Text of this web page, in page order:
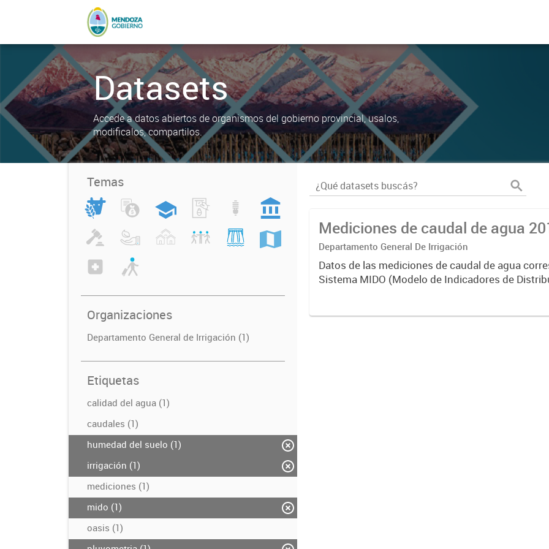
Datasets
Accede a datos abiertos de organismos del gobierno provincial, usalos,
modificalos, compartilos.
Temas
Organizaciones
Departamento General de Irrigación (1)
Etiquetas
calidad del agua (1)
caudales (1)
humedad del suelo (1)
irrigación (1)
mediciones (1)
mido (1)
oasis (1)
Mediciones de caudal de agua
Departamento General De Irrigación
Datos de las mediciones de caudal de agua
Sistema MIDO (Modelo de Indicadores de